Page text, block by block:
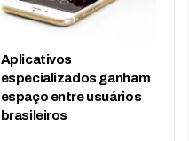
Aplicativos
especializados ganham
espaço entre usuários
brasileiros